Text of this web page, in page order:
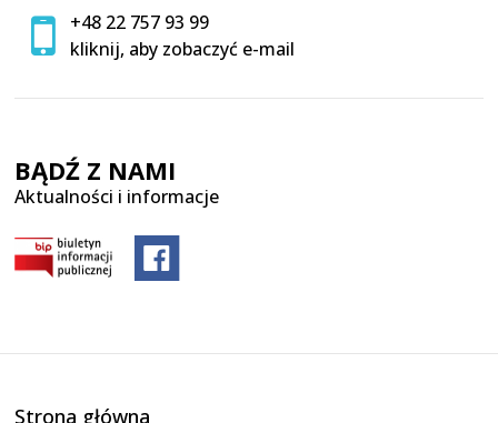
+48 22 757 93 99
kliknij, aby zobaczyć e-mail
BĄDŹ Z NAMI
Aktualności i informacje
Strona główna